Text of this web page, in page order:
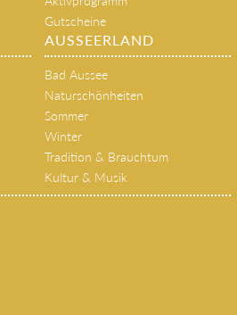
Gutscheine
AUSSEERLAND
Bad Aussee
Naturschönheiten
Sommer
Winter
Tradition & Brauchtum
Kultur & Musik